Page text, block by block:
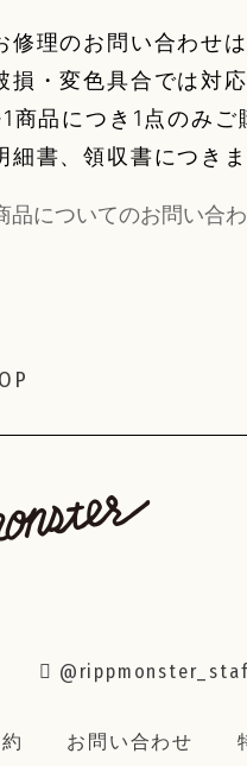
修理のお問い合わせ
損・変色具合では対
商品につき1点のみご
細書、領収書につき
品についてのお問い合
お問い合わせ